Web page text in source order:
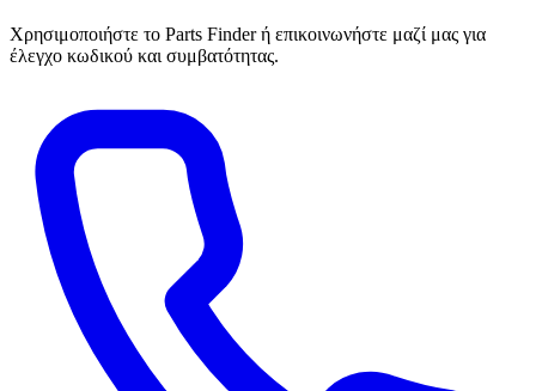
Χρησιμοποιήστε το Parts Finder ή επικοινωνήστε μαζί μας για
έλεγχο κωδικού και συμβατότητας.